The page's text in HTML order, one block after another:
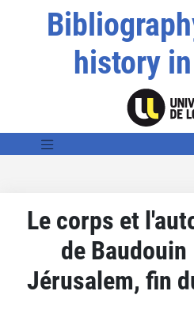
history
Le corps et
de Baudouin
Jérusalem, fin